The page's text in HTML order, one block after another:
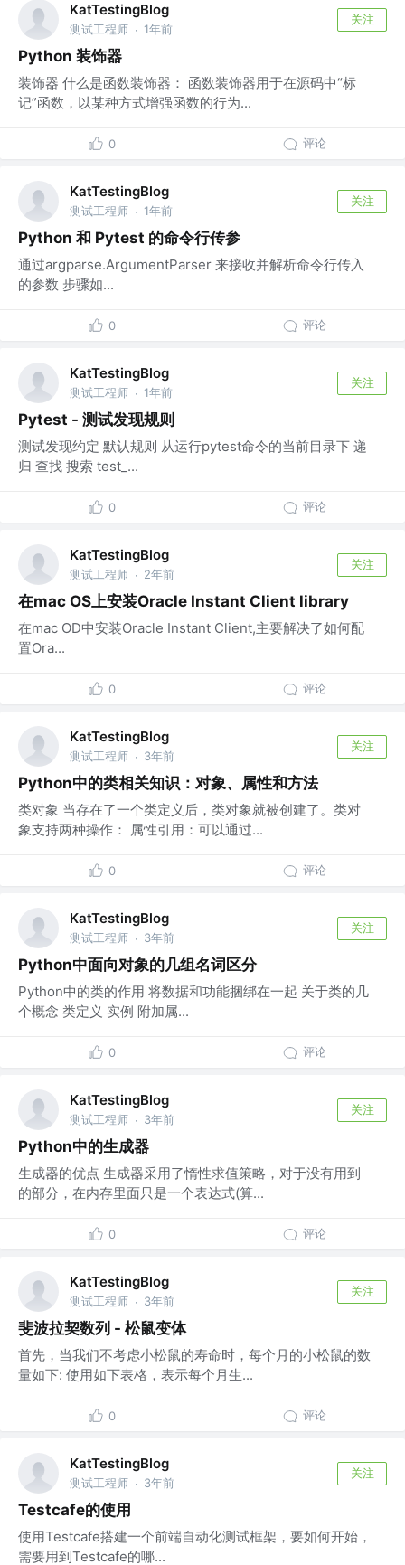
KatTestingBlog
测试工程师 · 1年前
关注
Python 装饰器
装饰器 什么是函数装饰器： 函数装饰器用于在源码中“标
记”函数，以某种方式增强函数的行为...
0 评论
KatTestingBlog
测试工程师 · 1年前
关注
Python 和 Pytest 的命令行传参
通过argparse.ArgumentParser 来接收并解析命令行传入
的参数 步骤如...
0 评论
KatTestingBlog
测试工程师 · 1年前
关注
Pytest - 测试发现规则
测试发现约定 默认规则 从运行pytest命令的当前目录下 递
归 查找 搜索 test_...
0 评论
KatTestingBlog
测试工程师 · 2年前
关注
在mac OS上安装Oracle Instant Client library
在mac OD中安装Oracle Instant Client,主要解决了如何配
置Ora...
0 评论
KatTestingBlog
测试工程师 · 3年前
关注
Python中的类相关知识：对象、属性和方法
类对象 当存在了一个类定义后，类对象就被创建了。类对
象支持两种操作： 属性引用：可以通过...
0 评论
KatTestingBlog
测试工程师 · 3年前
关注
Python中面向对象的几组名词区分
Python中的类的作用 将数据和功能捆绑在一起 关于类的几
个概念 类定义 实例 附加属...
0 评论
KatTestingBlog
测试工程师 · 3年前
关注
Python中的生成器
生成器的优点 生成器采用了惰性求值策略，对于没有用到
的部分，在内存里面只是一个表达式(算...
0 评论
KatTestingBlog
测试工程师 · 3年前
关注
斐波拉契数列 - 松鼠变体
首先，当我们不考虑小松鼠的寿命时，每个月的小松鼠的数
量如下: 使用如下表格，表示每个月生...
0 评论
KatTestingBlog
测试工程师 · 3年前
关注
Testcafe的使用
使用Testcafe搭建一个前端自动化测试框架，要如何开始，
需要用到Testcafe的哪...